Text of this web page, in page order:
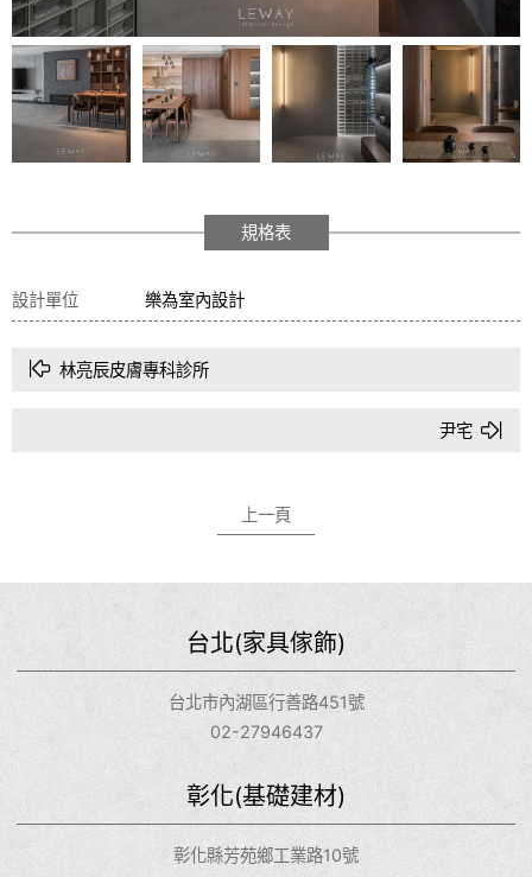
規格表
設計單位 樂為室內設計
林亮辰皮膚專科診所
尹宅
上一頁
台北(家具傢飾)
台北市內湖區行善路451號
02-27946437
彰化(基礎建材)
彰化縣芳苑鄉工業路10號